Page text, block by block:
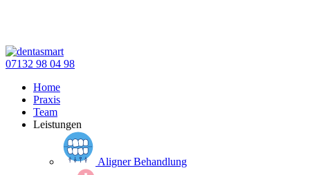
07132 98 04 98
Home
Praxis
Team
Leistungen
Aligner Behandlung